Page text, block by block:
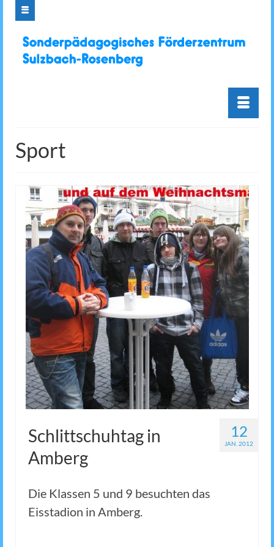
Sport
12
JAN. 2012
Schlittschuhtag in
Amberg
Die Klassen 5 und 9 besuchten das
Eisstadion in Amberg.